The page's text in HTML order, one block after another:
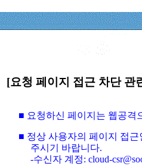
[요청 페이지 접근 차단 관
■ 요청하신 페이지는 웹공격
■ 정상 사용자의 페이지 접
주시기 바랍니다.
-수신자 계정: cloud-